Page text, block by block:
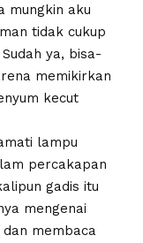
mungkin aku
tidak cukup
ya, bisa-
memikirkan
kecut
lampu
percakapan
gadis itu
mengenai
membaca